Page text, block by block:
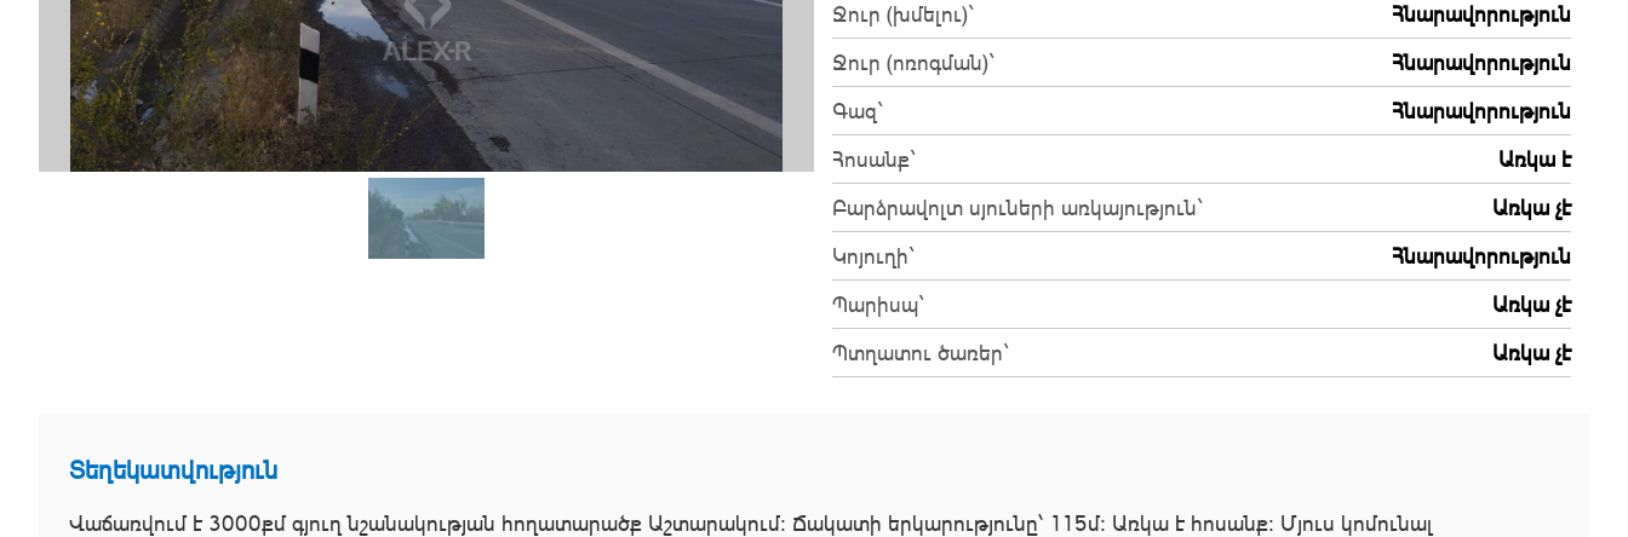
Ջուր (խմելու)`
Հնարավորություն
Ջուր (ոռոգման)`
Հնարավորություն
Գազ`
Հնարավորություն
Հոսանք`
Առկա է
Բարձրավոլտ սյուների առկայություն`
Առկա չէ
Կոյուղի`
Հնարավորություն
Պարիսպ`
Առկա չէ
Պտղատու ծառեր`
Առկա չէ
Տեղեկատվություն
Վաճառվում է 3000քմ գյուղ նշանակության հողատարածք Աշտարակում։ Ճակատի երկարությունը՝ 115մ։ Առկա է հոսանք։ Մյուս կոմունալ